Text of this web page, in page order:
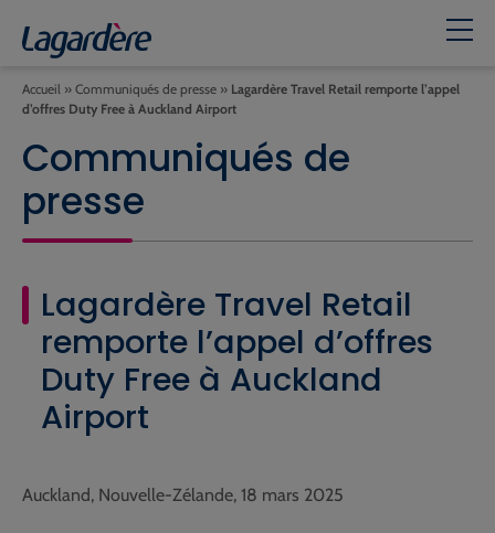
Accueil » Communiqués de presse » Lagardère Travel Retail remporte l’appel
d’offres Duty Free à Auckland Airport
Communiqués de
presse
Lagardère Travel Retail
remporte l’appel d’offres
Duty Free à Auckland
Airport
Auckland, Nouvelle-Zélande, 18 mars 2025